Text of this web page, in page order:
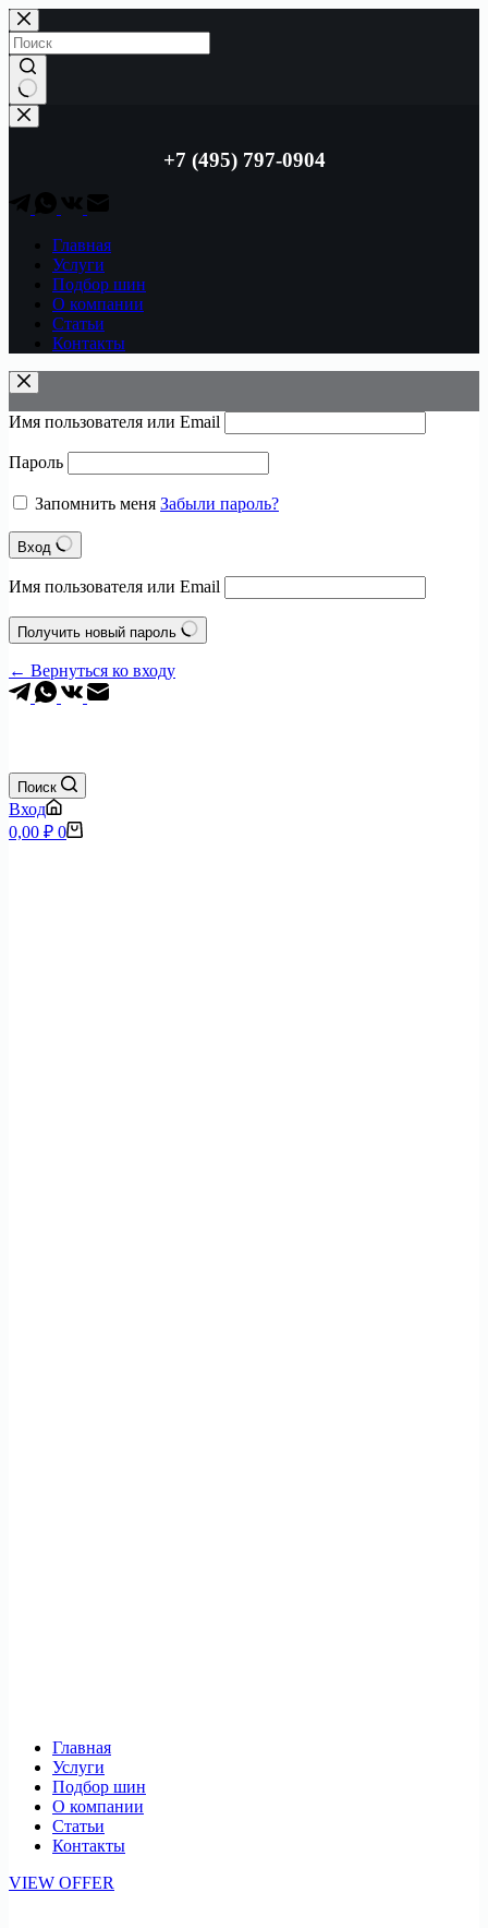
Перейти
к
сути
Ничего
не
+7 (495) 797-0904
Главная
Услуги
Подбор шин
О компании
Статьи
Контакты
Имя пользователя или Email
Пароль
Запомнить меня Забыли пароль?
Вход
Имя пользователя или Email
Получить новый пароль
← Вернуться ко входу
Поиск
Вход
Корзина
0,00 ₽ 0
Главная
Услуги
Подбор шин
О компании
Статьи
Контакты
VIEW OFFER